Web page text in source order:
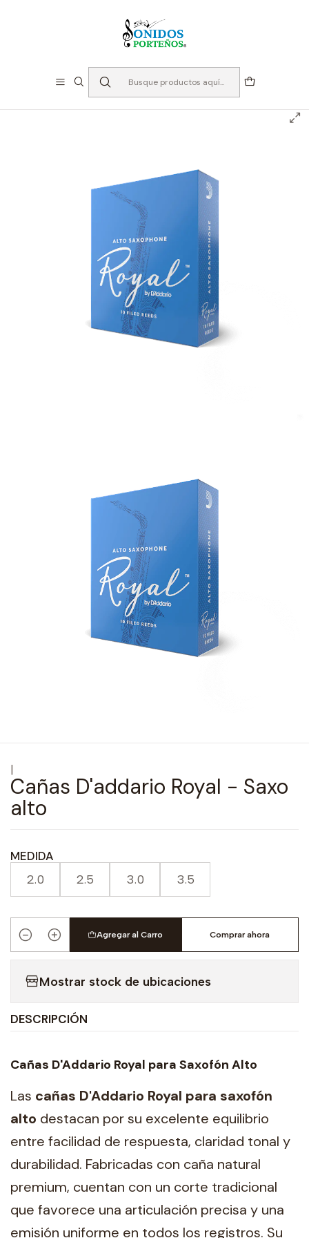
Cañas
Cañas Saxo Alto
|
Cañas D'addario Royal - Saxo
alto
MEDIDA
2.0
2.5 3.0 3.5
Cantidad
Agregar al Carro Comprar ahora
Mostrar stock de ubicaciones
DESCRIPCIÓN
Cañas D'Addario Royal para Saxofón Alto
Las cañas D'Addario Royal para saxofón
alto destacan por su excelente equilibrio
entre facilidad de respuesta, claridad tonal y
durabilidad. Fabricadas con caña natural
premium, cuentan con un corte tradicional
que favorece una articulación precisa y una
emisión uniforme en todos los registros. Su